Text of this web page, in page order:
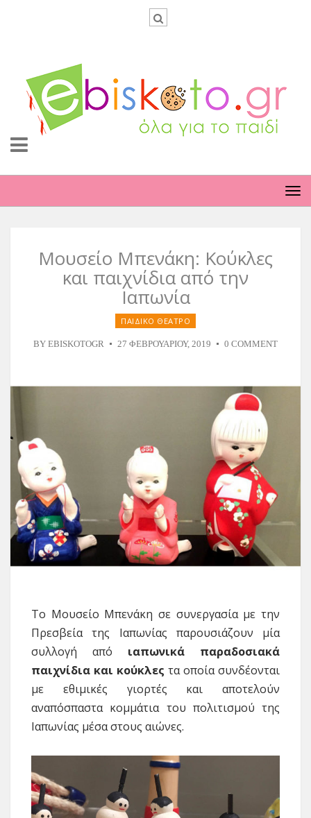
Μουσείο Μπενάκη: Κούκλες
και παιχνίδια από την
Ιαπωνία
ΠΑΙΔΙΚΟ ΘΕΑΤΡΟ
BY EBISKOTOGR 27 ΦΕΒΡΟΥΑΡΊΟΥ, 2019 0 COMMENT
Το Μουσείο Μπενάκη σε συνεργασία με την
Πρεσβεία της Ιαπωνίας παρουσιάζουν μία
συλλογή από ιαπωνικά παραδοσιακά
παιχνίδια και κούκλες τα οποία συνδέονται
με εθιμικές γιορτές και αποτελούν
αναπόσπαστα κομμάτια του πολιτισμού της
Ιαπωνίας μέσα στους αιώνες.